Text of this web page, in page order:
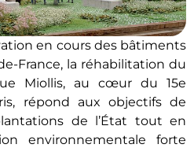
en cours des bâtiments
France, la réhabilitation du
Miollis, au cœur du 15e
répond aux objectifs de
de l’État tout en
environnementale forte